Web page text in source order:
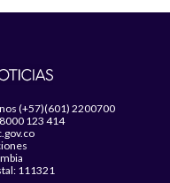
(+57)(601) 2200700
123 414
111321